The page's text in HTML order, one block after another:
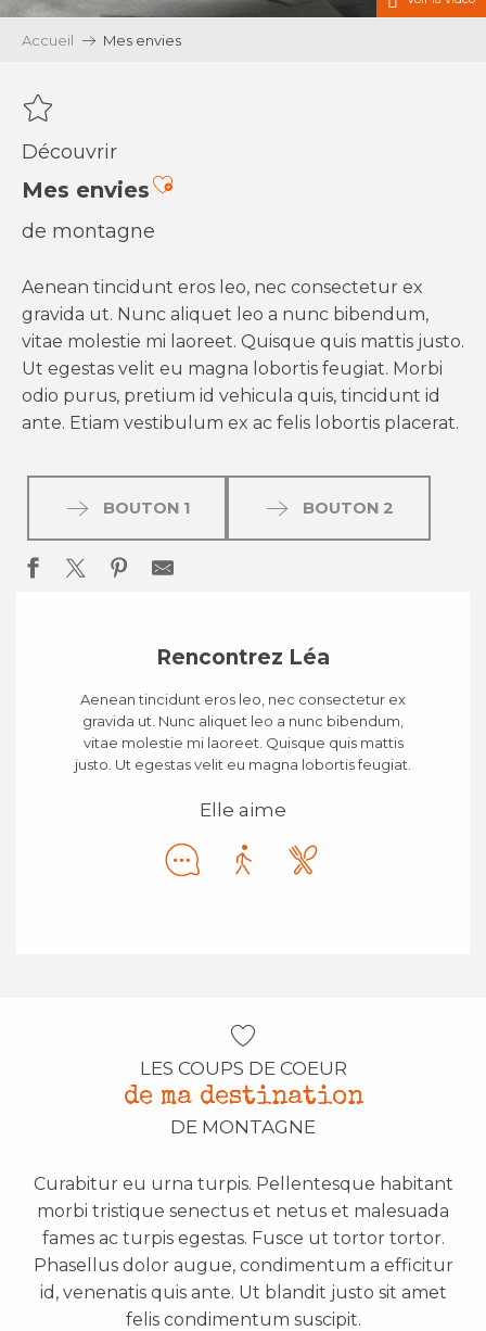
Accueil Mes envies
Découvrir
Mes enviesAjouter aux favoris
de montagne
Aenean tincidunt eros leo, nec consectetur ex
gravida ut. Nunc aliquet leo a nunc bibendum,
vitae molestie mi laoreet. Quisque quis mattis justo.
Ut egestas velit eu magna lobortis feugiat. Morbi
odio purus, pretium id vehicula quis, tincidunt id
ante. Etiam vestibulum ex ac felis lobortis placerat.
BOUTON 1 BOUTON 2
Rencontrez Léa
Aenean tincidunt eros leo, nec consectetur ex
gravida ut. Nunc aliquet leo a nunc bibendum,
vitae molestie mi laoreet. Quisque quis mattis
justo. Ut egestas velit eu magna lobortis feugiat.
Elle aime
LES COUPS DE COEUR
de ma destination
DE MONTAGNE
Curabitur eu urna turpis. Pellentesque habitant
morbi tristique senectus et netus et malesuada
fames ac turpis egestas. Fusce ut tortor tortor.
Phasellus dolor augue, condimentum a efficitur
id, venenatis quis ante. Ut blandit justo sit amet
felis condimentum suscipit.